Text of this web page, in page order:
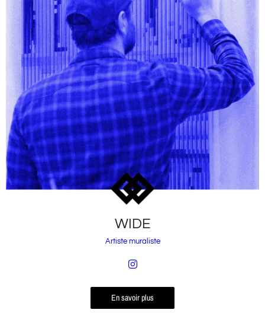
WIDE
Artiste muraliste
En savoir plus